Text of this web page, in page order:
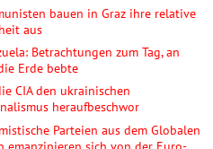
bauen in Graz ihre relative
aus
Betrachtungen zum Tag, an
Erde bebte
CIA den ukrainischen
heraufbeschwor
Parteien aus dem Globalen
emanzipieren sich von der Euro-